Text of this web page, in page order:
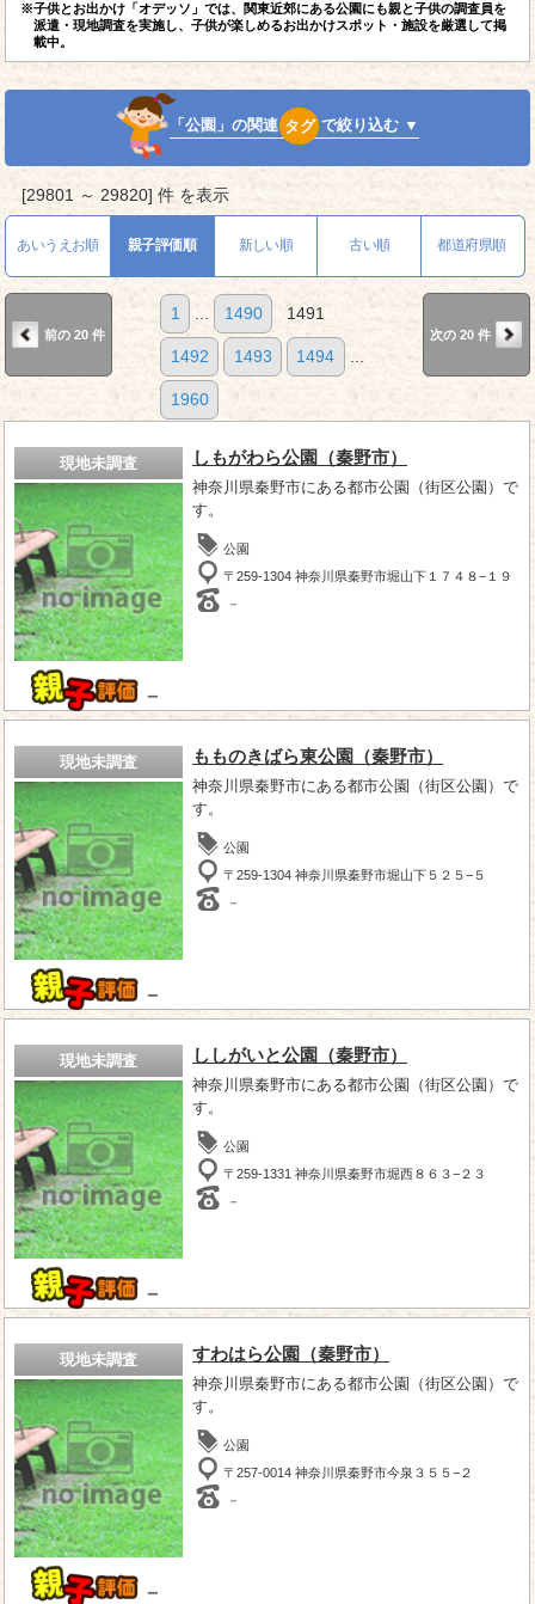
※子供とお出かけ「オデッソ」では、関東近郊にある公園にも親と子供の調査員を
派遣・現地調査を実施し、子供が楽しめるお出かけスポット・施設を厳選して掲
載中。
「公園」の関連 タグ で絞り込む ▼
[29801 ～ 29820] 件 を表示
あいうえお順 親子評価順 新しい順 古い順 都道府県順
前の 20 件
1 ... 1490 1491
1492 1493 1494 ...
1960
次の 20 件
現地未調査
－
しもがわら公園（秦野市）
神奈川県秦野市にある都市公園（街区公園）で
す。
公園
〒259-1304 神奈川県秦野市堀山下１７４８−１９
－
現地未調査
－
もものきばら東公園（秦野市）
神奈川県秦野市にある都市公園（街区公園）で
す。
公園
〒259-1304 神奈川県秦野市堀山下５２５−５
－
現地未調査
－
ししがいと公園（秦野市）
神奈川県秦野市にある都市公園（街区公園）で
す。
公園
〒259-1331 神奈川県秦野市堀西８６３−２３
－
現地未調査
－
すわはら公園（秦野市）
神奈川県秦野市にある都市公園（街区公園）で
す。
公園
〒257-0014 神奈川県秦野市今泉３５５−２
－